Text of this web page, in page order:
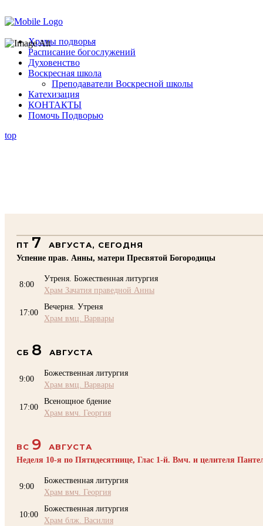
Храмы подворья
Расписание богослужений
Духовенство
Воскресная школа
Преподаватели Воскресной школы
Катехизация
КОНТАКТЫ
Помочь Подворью
top
ПТ 7
АВГУСТА, СЕГОДНЯ
Успение прав. Анны, матери Пресвятой Богородицы
8:00
Утреня. Божественная литургия
Храм Зачатия праведной Анны
17:00
Вечерня. Утреня
Храм вмц. Варвары
СБ 8 АВГУСТА
9:00
Божественная литургия
Храм вмц. Варвары
17:00
Всенощное бдение
Храм вмч. Георгия
ВС 9
АВГУСТА
Неделя 10-я по Пятидесятнице, Глас 1-й. Вмч. и целителя
9:00
Божественная литургия
Храм вмч. Георгия
10:00
Божественная литургия
Храм блж. Василия